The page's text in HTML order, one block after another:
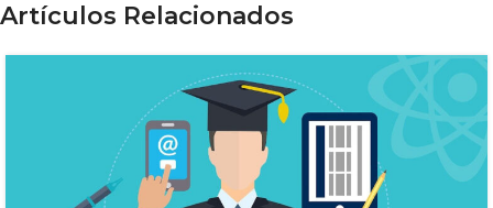
Artículos Relacionados